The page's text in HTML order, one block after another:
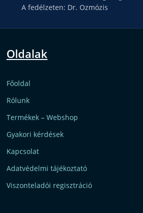
A fedélzeten: Dr. Ozmózis
Oldalak
Főoldal
Rólunk
Termékek – Webshop
Gyakori kérdések
Kapcsolat
Adatvédelmi tájékoztató
Viszonteladói regisztráció